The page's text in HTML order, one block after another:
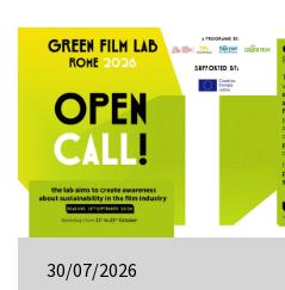
30/07/2026